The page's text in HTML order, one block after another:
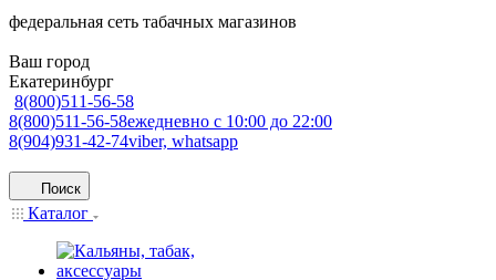
федеральная сеть табачных магазинов
Ваш город
Екатеринбург
8(800)511-56-58
8(800)511-56-58ежедневно с 10:00 до 22:00
8(904)931-42-74viber, whatsapp
Поиск
Каталог